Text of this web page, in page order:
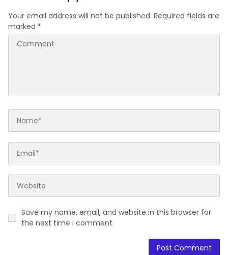
Your email address will not be published. Required fields are
marked *
Save my name, email, and website in this browser for
the next time I comment.